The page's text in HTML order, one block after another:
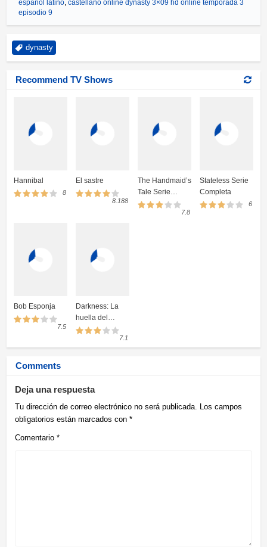
español latino castellano online dynasty 3×09 hd online temporada 3
episodio 9
dynasty
Recommend TV Shows
Hannibal
8
El sastre
8.188
The Handmaid’s
Tale Serie
Completa
7.8
Stateless Serie
Completa
6
Bob Esponja
7.5
Darkness: La
huella del
crimen
7.1
Comments
Deja una respuesta
Tu dirección de correo electrónico no será publicada. Los campos
obligatorios están marcados con *
Comentario *